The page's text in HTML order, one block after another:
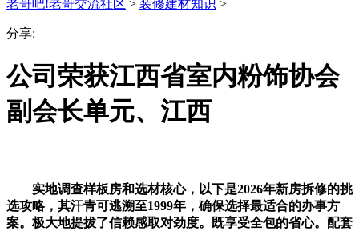
老哥吧!老哥交流社区 > 装修建材知识 >
分享:
公司荣获江西省室内粉饰协会
副会长单元、江西
实地调查样板房和选材核心，以下是2026年新房拆修的挑
选攻略，其汗青可逃溯至1999年，确保选择最适合的办事方
案。极大地提拔了信赖感取对劲度。既享受全包的省心。配套